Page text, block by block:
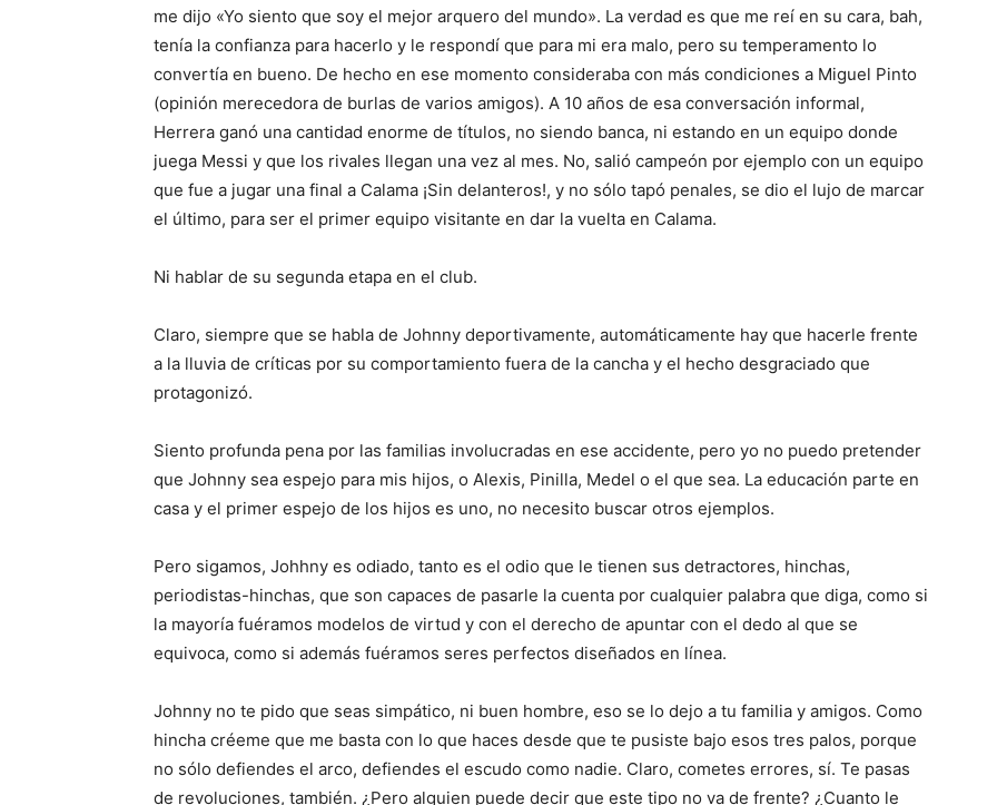
me dijo «Yo siento que soy el mejor arquero del mundo». La verdad es que me reí en su cara, bah,
tenía la confianza para hacerlo y le respondí que para mi era malo, pero su temperamento lo
convertía en bueno. De hecho en ese momento consideraba con más condiciones a Miguel Pinto
(opinión merecedora de burlas de varios amigos). A 10 años de esa conversación informal,
Herrera ganó una cantidad enorme de títulos, no siendo banca, ni estando en un equipo donde
juega Messi y que los rivales llegan una vez al mes. No, salió campeón por ejemplo con un equipo
que fue a jugar una final a Calama ¡Sin delanteros!, y no sólo tapó penales, se dio el lujo de marcar
el último, para ser el primer equipo visitante en dar la vuelta en Calama.
Ni hablar de su segunda etapa en el club.
Claro, siempre que se habla de Johnny deportivamente, automáticamente hay que hacerle frente
a la lluvia de críticas por su comportamiento fuera de la cancha y el hecho desgraciado que
protagonizó.
Siento profunda pena por las familias involucradas en ese accidente, pero yo no puedo pretender
que Johnny sea espejo para mis hijos, o Alexis, Pinilla, Medel o el que sea. La educación parte en
casa y el primer espejo de los hijos es uno, no necesito buscar otros ejemplos.
Pero sigamos, Johhny es odiado, tanto es el odio que le tienen sus detractores, hinchas,
periodistas-hinchas, que son capaces de pasarle la cuenta por cualquier palabra que diga, como si
la mayoría fuéramos modelos de virtud y con el derecho de apuntar con el dedo al que se
equivoca, como si además fuéramos seres perfectos diseñados en línea.
Johnny no te pido que seas simpático, ni buen hombre, eso se lo dejo a tu familia y amigos. Como
hincha créeme que me basta con lo que haces desde que te pusiste bajo esos tres palos, porque
no sólo defiendes el arco, defiendes el escudo como nadie. Claro, cometes errores, sí. Te pasas
de revoluciones, también. ¿Pero alguien puede decir que este tipo no va de frente? ¿Cuanto le